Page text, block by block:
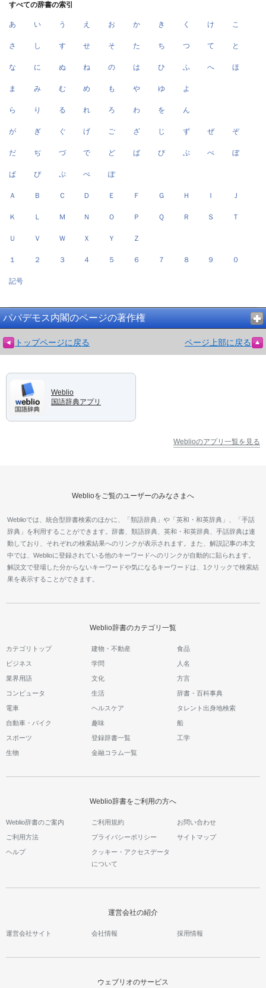
すべての辞書の索引
あ い う え お か き く け こ
さ し す せ そ た ち つ て と
な に ぬ ね の は ひ ふ へ ほ
ま み む め も や ゆ よ
ら り る れ ろ わ を ん
が ぎ ぐ げ ご ざ じ ず ぜ ぞ
だ ぢ づ で ど ば び ぶ べ ぼ
ぱ ぴ ぷ ぺ ぽ
Ａ Ｂ Ｃ Ｄ Ｅ Ｆ Ｇ Ｈ Ｉ Ｊ
Ｋ Ｌ Ｍ Ｎ Ｏ Ｐ Ｑ Ｒ Ｓ Ｔ
Ｕ Ｖ Ｗ Ｘ Ｙ Ｚ
１ ２ ３ ４ ５ ６ ７ ８ ９ ０
記号
パパデモス内閣のページの著作権
トップページに戻る ページ上部に戻る
Weblio
国語辞典アプリ
Weblioのアプリ一覧を見る
Weblioをご覧のユーザーのみなさまへ
Weblioでは、統合型辞書検索のほかに、「類語辞典」や「英和・和英辞典」、「手話
辞典」を利用することができます。辞書、類語辞典、英和・和英辞典、手話辞典は連
動しており、それぞれの検索結果へのリンクが表示されます。また、解説記事の本文
中では、Weblioに登録されている他のキーワードへのリンクが自動的に貼られます。
解説文で登場した分からないキーワードや気になるキーワードは、1クリックで検索結
果を表示することができます。
Weblio辞書のカテゴリ一覧
カテゴリトップ 建物・不動産 食品
ビジネス 学問 人名
業界用語 文化 方言
コンピュータ 生活 辞書・百科事典
電車 ヘルスケア タレント出身地検索
自動車・バイク 趣味 船
スポーツ 登録辞書一覧 工学
生物 金融コラム一覧
Weblio辞書をご利用の方へ
Weblio辞書のご案内 ご利用規約 お問い合わせ
ご利用方法 プライバシーポリシー サイトマップ
ヘルプ
クッキー・アクセスデータ
について
運営会社の紹介
運営会社サイト 会社情報 採用情報
ウェブリオのサービス